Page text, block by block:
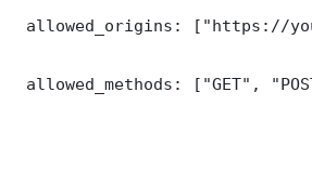
allowed_origins: ["https://
allowed_methods: ["GET",